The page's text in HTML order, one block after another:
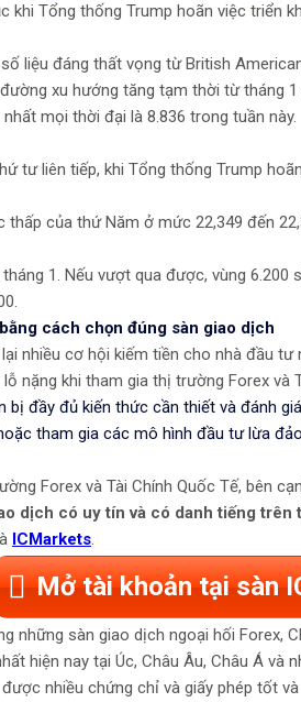
khi Tổng thống Trump hoãn việc triển
liệu đáng thất vọng từ British
xu hướng tăng tạm thời từ tháng
mọi thời đại là 8.836 trong tuần này.
liên tiếp, khi Tổng thống Trump
của thứ Năm ở mức 22,349 đến
1. Nếu vượt qua được, vùng 6.200
cách chọn đúng sàn giao dịch
nhiều cơ hội kiếm tiền cho nhà đầu
nặng khi tham gia thị trường Forex và
đầy đủ kiến thức cần thiết và đánh
tham gia các mô hình đầu tư lừa
Forex và Tài Chính Quốc Tế, bên
dịch có uy tín và có danh tiếng trên
ICMarkets.
Mở tài khoản tại sàn
sàn giao dịch ngoại hối Forex,
hiện nay tại Úc, Châu Âu, Châu Á và
nhiều chứng chỉ và giấy phép tốt và